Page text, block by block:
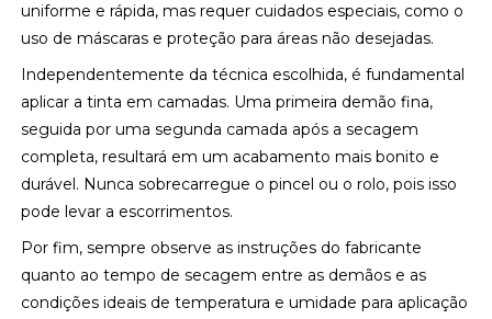
uniforme e rápida, mas requer cuidados especiais, como o
uso de máscaras e proteção para áreas não desejadas.
Independentemente da técnica escolhida, é fundamental
aplicar a tinta em camadas. Uma primeira demão fina,
seguida por uma segunda camada após a secagem
completa, resultará em um acabamento mais bonito e
durável. Nunca sobrecarregue o pincel ou o rolo, pois isso
pode levar a escorrimentos.
Por fim, sempre observe as instruções do fabricante
quanto ao tempo de secagem entre as demãos e as
condições ideais de temperatura e umidade para aplicação